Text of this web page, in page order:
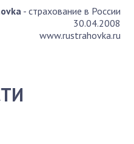
- страхование в России
30.04.2008
www.rustrahovka.ru